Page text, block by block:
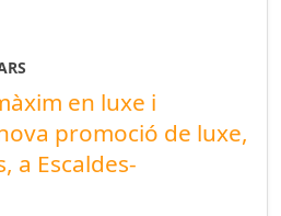
en luxe i
promoció de luxe,
a Escaldes-